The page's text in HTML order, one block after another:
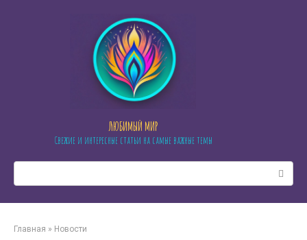
ЛЮБИМЫЙ МИР
Свежие и интересные статьи на самые важные темы
Главная » Новости